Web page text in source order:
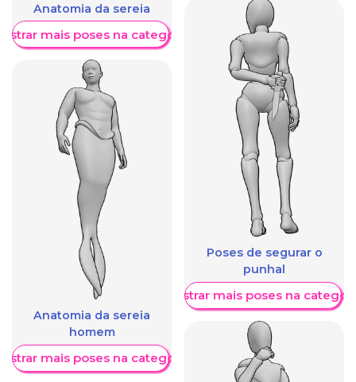
Anatomia da sereia
mais poses na categoria
Anatomia da sereia
homem
mais poses na categoria
Poses de segurar o
punhal
Mostrar mais poses na